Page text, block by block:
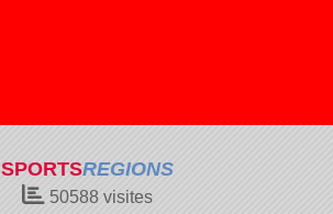
SPORTSREGIONS
50588visites